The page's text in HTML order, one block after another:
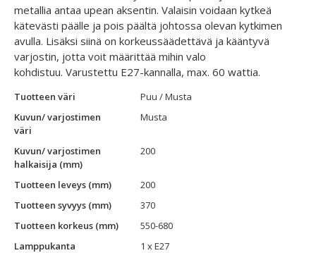
metallia antaa upean aksentin. Valaisin voidaan kytkeä
kätevästi päälle ja pois päältä johtossa olevan kytkimen
avulla. Lisäksi siinä on korkeussäädettävä ja kääntyvä
varjostin, jotta voit määrittää mihin valo
kohdistuu. Varustettu E27-kannalla, max. 60 wattia.
Tuotteen väri
Puu / Musta
Kuvun/ varjostimen
väri
Musta
Kuvun/ varjostimen
halkaisija (mm)
200
Tuotteen leveys (mm)
200
Tuotteen syvyys (mm)
370
Tuotteen korkeus (mm)
550-680
Lamppukanta
1 x E27